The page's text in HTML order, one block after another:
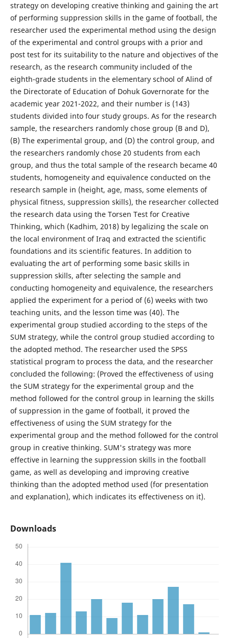
strategy on developing creative thinking and gaining the art
of performing suppression skills in the game of football, the
researcher used the experimental method using the design
of the experimental and control groups with a prior and
post test for its suitability to the nature and objectives of the
research, as the research community included of the
eighth-grade students in the elementary school of Alind of
the Directorate of Education of Dohuk Governorate for the
academic year 2021-2022, and their number is (143)
students divided into four study groups. As for the research
sample, the researchers randomly chose group (B and D),
(B) The experimental group, and (D) the control group, and
the researchers randomly chose 20 students from each
group, and thus the total sample of the research became 40
students, homogeneity and equivalence conducted on the
research sample in (height, age, mass, some elements of
physical fitness, suppression skills), the researcher collected
the research data using the Torsen Test for Creative
Thinking, which (Kadhim, 2018) by legalizing the scale on
the local environment of Iraq and extracted the scientific
foundations and its scientific features. In addition to
evaluating the art of performing some basic skills in
suppression skills, after selecting the sample and
conducting homogeneity and equivalence, the researchers
applied the experiment for a period of (6) weeks with two
teaching units, and the lesson time was (40). The
experimental group studied according to the steps of the
SUM strategy, while the control group studied according to
the adopted method. The researcher used the SPSS
statistical program to process the data, and the researcher
concluded the following: (Proved the effectiveness of using
the SUM strategy for the experimental group and the
method followed for the control group in learning the skills
of suppression in the game of football, it proved the
effectiveness of using the SUM strategy for the
experimental group and the method followed for the control
group in creative thinking. SUM's strategy was more
effective in learning the suppression skills in the football
game, as well as developing and improving creative
thinking than the adopted method used (for presentation
and explanation), which indicates its effectiveness on it).
Downloads